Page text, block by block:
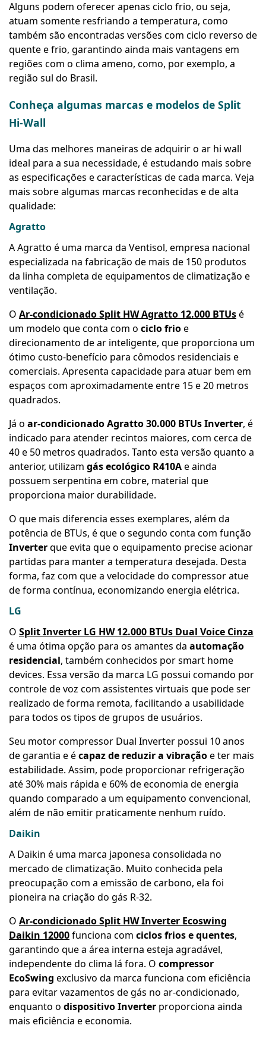
Alguns podem oferecer apenas ciclo frio, ou seja,
atuam somente resfriando a temperatura, como
também são encontradas versões com ciclo reverso de
quente e frio, garantindo ainda mais vantagens em
regiões com o clima ameno, como, por exemplo, a
região sul do Brasil.
Conheça algumas marcas e modelos de Split
Hi-Wall
Uma das melhores maneiras de adquirir o ar hi wall
ideal para a sua necessidade, é estudando mais sobre
as especificações e características de cada marca. Veja
mais sobre algumas marcas reconhecidas e de alta
qualidade:
Agratto
A Agratto é uma marca da Ventisol, empresa nacional
especializada na fabricação de mais de 150 produtos
da linha completa de equipamentos de climatização e
ventilação.
O Ar-condicionado Split HW Agratto 12.000 BTUsé
um modelo que conta com o ciclo frioe
direcionamento de ar inteligente, que proporciona um
ótimo custo-benefício para cômodos residenciais e
comerciais. Apresenta capacidade para atuar bem em
espaços com aproximadamente entre 15 e 20 metros
quadrados.
Já o ar-condicionado Agratto 30.000 BTUs Inverter, é
indicado para atender recintos maiores, com cerca de
40 e 50 metros quadrados. Tanto esta versão quanto a
anterior, utilizam gás ecológico R410Ae ainda
possuem serpentina em cobre, material que
proporciona maior durabilidade.
O que mais diferencia esses exemplares, além da
potência de BTUs, é que o segundo conta com função
Inverterque evita que o equipamento precise acionar
partidas para manter a temperatura desejada. Desta
forma, faz com que a velocidade do compressor atue
de forma contínua, economizando energia elétrica.
LG
O Split Inverter LG HW 12.000 BTUs Dual Voice Cinza
é uma ótima opção para os amantes da automação
residencial, também conhecidos por smart home
devices. Essa versão da marca LG possui comando por
controle de voz com assistentes virtuais que pode ser
realizado de forma remota, facilitando a usabilidade
para todos os tipos de grupos de usuários.
Seu motor compressor Dual Inverter possui 10 anos
de garantia e écapaz de reduzir a vibraçãoe ter mais
estabilidade. Assim, pode proporcionar refrigeração
até 30% mais rápida e 60% de economia de energia
quando comparado a um equipamento convencional,
além de não emitir praticamente nenhum ruído.
Daikin
A Daikin é uma marca japonesa consolidada no
mercado de climatização. Muito conhecida pela
preocupação com a emissão de carbono, ela foi
pioneira na criação do gás R-32.
O Ar-condicionado Split HW Inverter Ecoswing
Daikin 12000funciona com ciclos frios e quentes,
garantindo que a área interna esteja agradável,
independente do clima lá fora. O compressor
EcoSwing exclusivo da marca funciona com eficiência
para evitar vazamentos de gás no ar-condicionado,
enquanto o dispositivo Inverter proporciona ainda
mais eficiência e economia.